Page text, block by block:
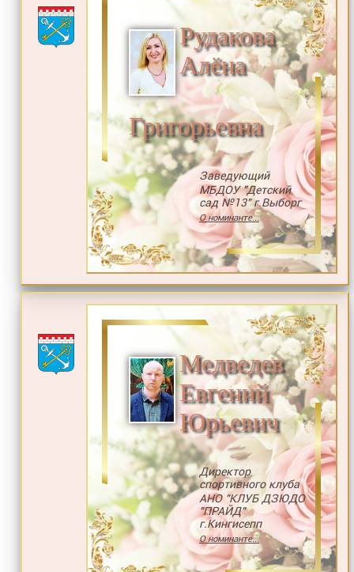
Рудакова
Алёна
Григорьевна
Заведующий
МБДОУ "Детский
сад №13" г.Выборг
О номинанте...
Медведев
Евгений
Юрьевич
Директор
спортивного клуба
АНО "КЛУБ ДЗЮДО
"ПРАЙД"
г.Кингисепп
О номинанте...